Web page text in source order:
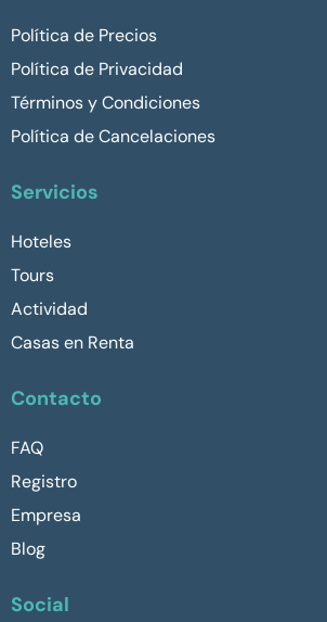
Política de Precios
Política de Privacidad
Términos y Condiciones
Política de Cancelaciones
Servicios
Hoteles
Tours
Actividad
Casas en Renta
Contacto
FAQ
Registro
Empresa
Blog
Social